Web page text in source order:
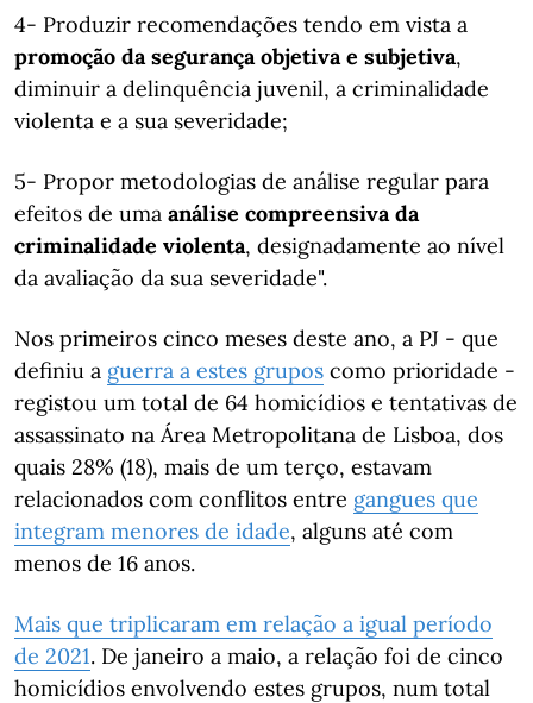
4- Produzir recomendações tendo em vista a
promoção da segurança objetiva e subjetiva,
diminuir a delinquência juvenil, a criminalidade
violenta e a sua severidade;
5- Propor metodologias de análise regular para
efeitos de uma análise compreensiva da
criminalidade violenta, designadamente ao nível
da avaliação da sua severidade".
Nos primeiros cinco meses deste ano, a PJ - que
definiu a guerra a estes grupos como prioridade -
registou um total de 64 homicídios e tentativas de
assassinato na Área Metropolitana de Lisboa, dos
quais 28% (18), mais de um terço, estavam
relacionados com conflitos entre gangues que
integram menores de idade, alguns até com
menos de 16 anos.
Mais que triplicaram em relação a igual período
de 2021. De janeiro a maio, a relação foi de cinco
homicídios envolvendo estes grupos, num total